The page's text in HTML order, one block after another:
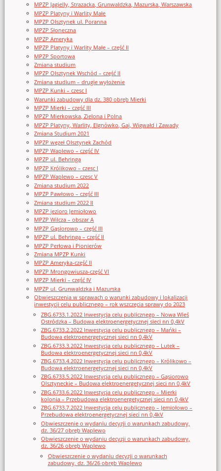
MPZP Jagielly, Strazacka, Grunwaldzka, Mazurska, Warszawska
MPZP Platyny i Warlity Małe
MPZP Olsztynek ul. Poranna
MPZP Słoneczna
MPZP Ameryka
MPZP Platyny i Warlity Małe – część II
MPZP Sportowa
Zmiana studium
MPZP Olsztynek Wschód – część II
Zmiana studium – drugie wyłożenie
MPZP Kunki – czesc I
Warunki zabudowy dla dz. 380 obręb Mierki
MPZP Mierki – część III
MPZP Mierkowska, Zielona i Polna
MPZP Platyny, Warlity, Elgnówko, Gaj, Wigwałd i Zawady
Zmiana Studium 2021
MPZP węzeł Olsztynek Zachód
MPZP Waplewo – część IV
MPZP ul. Behringa
MPZP Królikowo – czesc I
MPZP Waplewo – czesc V
Zmiana studium 2022
MPZP Pawłowo – część III
Zmiana studium 2022 II
MPZP jezioro Jemiołowo
MPZP Wilcza – obszar A
MPZP Gąsiorowo – część III
MPZP ul. Behringa – część II
MPZP Perłowa i Pionierów
Zmiana MPZP Kunki
MPZP Ameryka-część II
MPZP Mrongowiusza-część VI
MPZP Mierki – część IV
MPZP ul. Grunwaldzka i Mazurska
Obwieszczenia w sprawach o warunki zabudowy i lokalizacji
inwestycji celu publicznego – rok wszczęcia sprawy do 2023
ZBG.6733.1.2022 Inwestycja celu publicznego – Nowa Wieś
Ostródzka – Budowa elektroenergetycznej sieci nn 0,4kV
ZBG.6733.2.2022 Inwestycja celu publicznego – Mańki –
Budowa elektroenergetycznej sieci nn 0,4kV
ZBG.6733.3.2022 Inwestycja celu publicznego – Lutek –
Budowa elektroenergetycznej sieci nn 0,4kV
ZBG.6733.4.2022 Inwestycja celu publicznego – Królikowo –
Budowa elektroenergetycznej sieci nn 0,4kV
ZBG.6733.5.2022 Inwestycja celu publicznego – Gąsiorowo
Olsztyneckie – Budowa elektroenergetycznej sieci nn 0,4kV
ZBG.6733.6.2022 Inwestycja celu publicznego – Mierki
kolonia – Przebudowa elektroenergetycznej sieci nn 0,4kV
ZBG.6733.7.2022 Inwestycja celu publicznego – Jemiołowo –
Przebudowa elektroenergetycznej sieci nn 0,4kV
Obwieszczenie o wydaniu decyzji o warunkach zabudowy,
dz. 36/27 obręb Waplewo
Obwieszczenie o wydaniu decyzji o warunkach zabudowy,
dz. 36/26 obręb Waplewo
Obwieszczenie o wydaniu decyzji o warunkach
zabudowy, dz. 36/26 obręb Waplewo